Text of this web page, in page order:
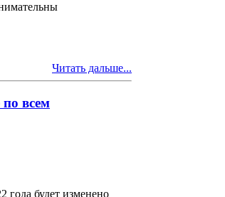
Читать дальше...
по всем
года будет изменено